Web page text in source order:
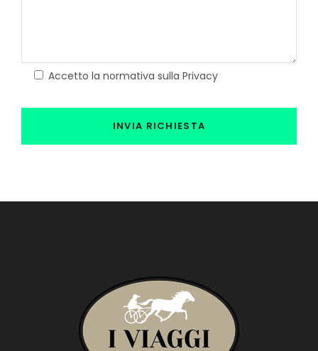
Accetto la normativa sulla Privacy